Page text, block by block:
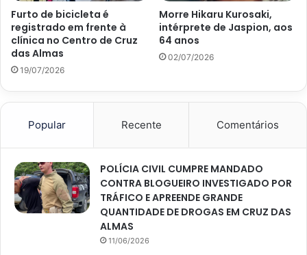
Furto de bicicleta é
registrado em frente à
clínica no Centro de Cruz
das Almas
19/07/2026
Morre Hikaru Kurosaki,
intérprete de Jaspion, aos
64 anos
02/07/2026
Popular Recente Comentários
POLÍCIA CIVIL CUMPRE MANDADO
CONTRA BLOGUEIRO INVESTIGADO POR
TRÁFICO E APREENDE GRANDE
QUANTIDADE DE DROGAS EM CRUZ DAS
ALMAS
11/06/2026